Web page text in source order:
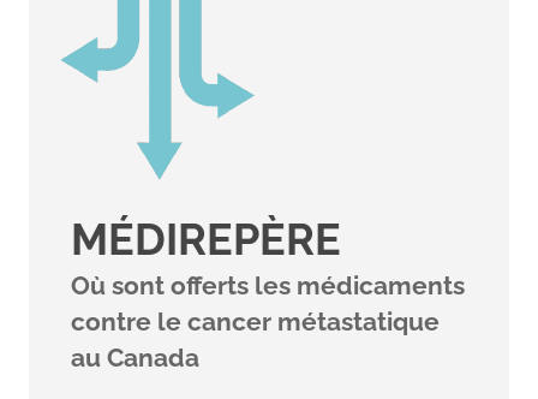
MÉDIREPÈRE
Où sont offerts les médicaments
contre le cancer métastatique
au Canada